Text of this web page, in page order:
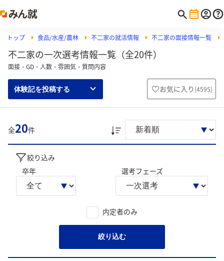
トップ 食品/水産/農林 不二家の就活情報 不二家の面接情報一覧
不二家の一次選考情報一覧（全20件）
面接・GD・人数・雰囲気・質問内容
体験記を投稿する お気に入り (4595)
全20件
絞り込み
卒年
選考フェーズ
内定者のみ
絞り込む